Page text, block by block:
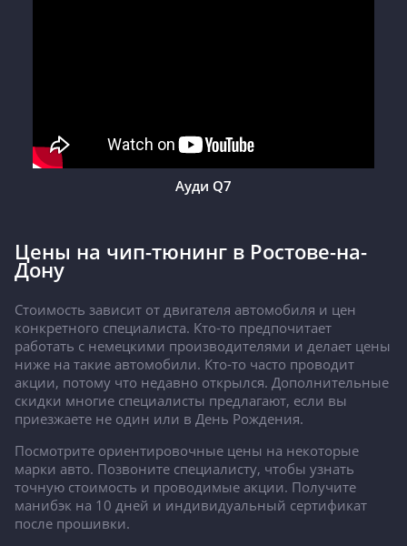
Ауди Q7
Цены на чип-тюнинг в Ростове-на-
Дону
Стоимость зависит от двигателя автомобиля и цен
конкретного специалиста. Кто-то предпочитает
работать с немецкими производителями и делает цены
ниже на такие автомобили. Кто-то часто проводит
акции, потому что недавно открылся. Дополнительные
скидки многие специалисты предлагают, если вы
приезжаете не один или в День Рождения.
Посмотрите ориентировочные цены на некоторые
марки авто. Позвоните специалисту, чтобы узнать
точную стоимость и проводимые акции. Получите
манибэк на 10 дней и индивидуальный сертификат
после прошивки.